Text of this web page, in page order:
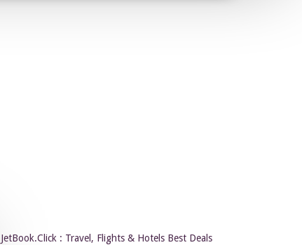
JetBook.Click : Travel, Flights & Hotels Best Deals